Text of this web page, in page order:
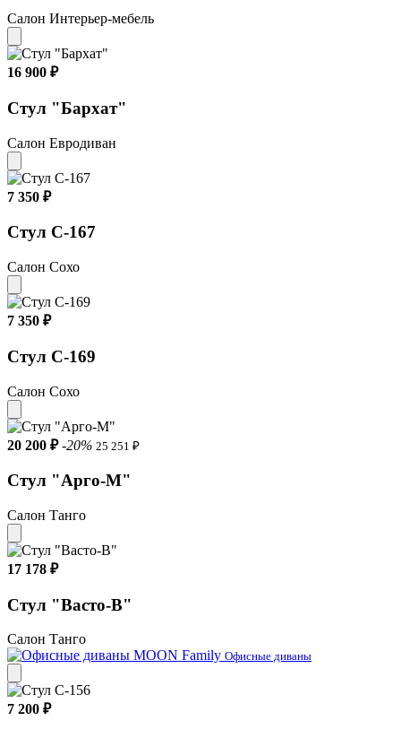
Салон Интерьер-мебель
16 900 ₽
Стул "Бархат"
Салон Евродиван
7 350 ₽
Стул С-167
Салон Сохо
7 350 ₽
Стул С-169
Салон Сохо
20 200 ₽ -20% 25 251 ₽
Стул "Арго-М"
Салон Танго
17 178 ₽
Стул "Васто-В"
Салон Танго
Офисные диваны
7 200 ₽